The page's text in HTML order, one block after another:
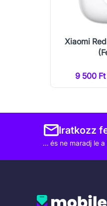
Xiaomi
9 500
Iratkozz
… és ne maradj le